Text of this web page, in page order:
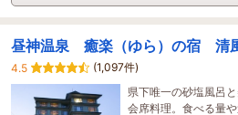
昼神温泉 癒楽（ゆら）の宿 清
4.5
(1,097件)
県下唯一の砂塩風呂
会席料理。食べる量